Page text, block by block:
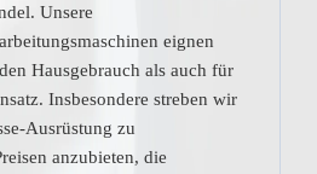
Unsere
eignen
Hausgebrauch als auch für
Insbesondere streben wir
Ausrüstung zu
anzubieten, die